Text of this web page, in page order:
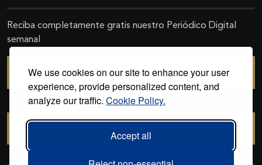
We use cookies on our site to enhance your user
experience, provide personalized content, and
analyze our traffic. Cookie Policy.
Accept all
Reciba completamente gratis nuestro Periódico Digital
semanal
SUSCRIBIRSE